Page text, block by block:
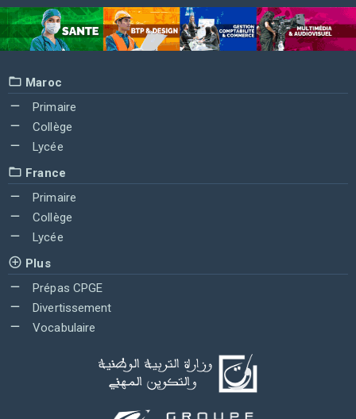
Maroc
Primaire
Collège
Lycée
France
Primaire
Collège
Lycée
Plus
Prépas CPGE
Divertissement
Vocabulaire